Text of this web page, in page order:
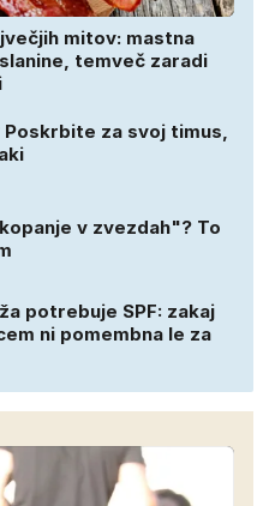
mitov: mastna
temveč zaradi
za svoj timus,
v zvezdah"? To
potrebuje SPF: zakaj
ni pomembna le za